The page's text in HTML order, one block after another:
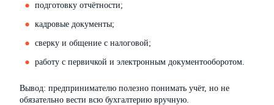
подготовку отчётности;
кадровые документы;
сверку и общение с налоговой;
работу с первичкой и электронным документооборотом.
Вывод: предпринимателю полезно понимать учёт, но не
обязательно вести всю бухгалтерию вручную.